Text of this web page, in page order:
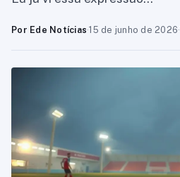
Por Ede Notícias·15 de junho de 2026·